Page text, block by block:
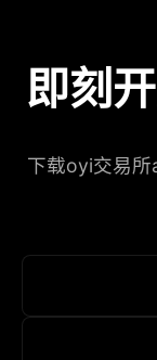
即刻
下载oyi交易